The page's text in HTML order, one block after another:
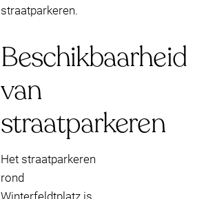
straatparkeren.
Beschikbaarheid
van
straatparkeren
Het straatparkeren
rond